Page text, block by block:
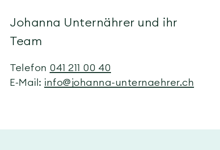
Johanna Unternährer und ihr
Team
Telefon 041 211 00 40
E-Mail: info@johanna-unternaehrer.ch